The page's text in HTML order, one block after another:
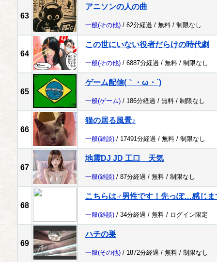
63
アニソンの人の曲
一般(その他) / 62分経過 / 無料 / 制限なし
64
この世にいない役者だらけの時代劇
一般(その他) / 6887分経過 / 無料 / 制限なし
65
ゲーム配信(｀・ω・´)
一般(ゲーム) / 186分経過 / 無料 / 制限なし
66
猫の居る風景♪
一般(雑談) / 17491分経過 / 無料 / 制限なし
67
地震DJ JD 工口 天気
一般(雑談) / 87分経過 / 無料 / 制限なし
68
こちらは♂男性です！先っぽ…感じ
一般(雑談) / 34分経過 / 無料 / ログイン限定
69
ハチの巣
一般(その他) / 1872分経過 / 無料 / 制限なし